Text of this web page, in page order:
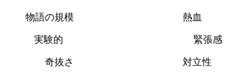
熱血
緊張感
対立性
奇抜さ
実験的
物語の規模